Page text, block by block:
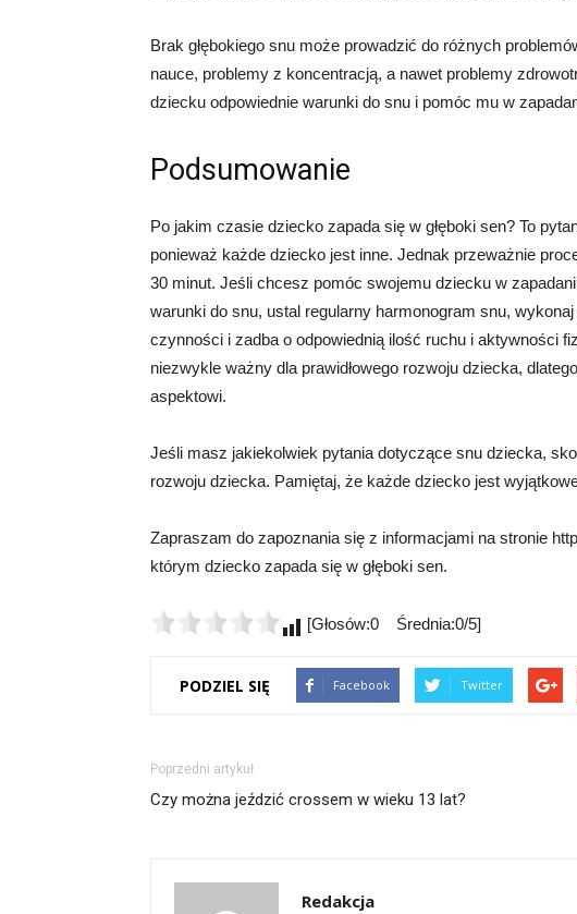
Brak głębokiego snu może prowadzić do różnych
nauce, problemy z koncentracją, a nawet problemy
dziecku odpowiednie warunki do snu i pomóc mu w
Podsumowanie
Po jakim czasie dziecko zapada się w głęboki sen? To
ponieważ każde dziecko jest inne. Jednak przeważnie
30 minut. Jeśli chcesz pomóc swojemu dziecku w
warunki do snu, ustal regularny harmonogram snu,
czynności i zadba o odpowiednią ilość ruchu i aktywności
niezwykle ważny dla prawidłowego rozwoju dziecka,
aspektowi.
Jeśli masz jakiekolwiek pytania dotyczące snu dziecka,
rozwoju dziecka. Pamiętaj, że każde dziecko jest
Zapraszam do zapoznania się z informacjami na stronie
którym dziecko zapada się w głęboki sen.
[Głosów:0 Średnia:0/5]
PODZIEL SIĘ Facebook Twitter
Poprzedni artykuł
Czy można jeździć crossem w wieku 13 lat?
Redakcja